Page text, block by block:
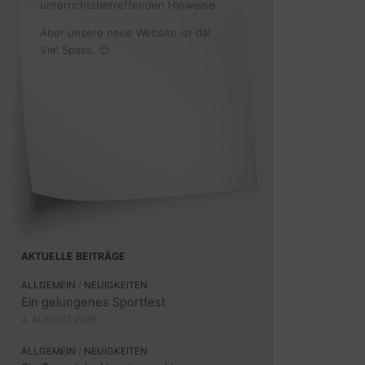
unterrichtsbetreffenden Hinweise.
Aber unsere neue Website ist da!
Viel Spass. 🙂
AKTUELLE BEITRÄGE
ALLGEMEIN NEUIGKEITEN
Ein gelungenes Sportfest
ALLGEMEIN NEUIGKEITEN